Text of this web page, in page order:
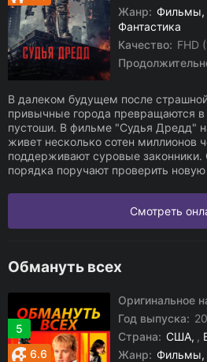
Жанр: Фильмы
Фантастика
Качество: FHD
В далеком будущем после
привычные города превращаются
пустоши. В фильме "Судья Дредд"
живет несколько сотен миллионов
поддерживают суровые
порядка поручают проверить новую
Смотреть
Обмануть всех
5
6.6
Оригинальное
Год выпуска:
Страна: США ,
Жанр: Фильмы